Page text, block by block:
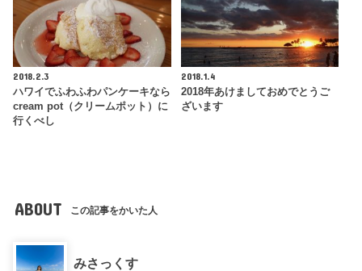
2018.2.3
ハワイでふわふわパンケーキなら
cream pot（クリームポット）に
行くべし
2018.1.4
2018年あけましておめでとうご
ざいます
ABOUT この記事をかいた人
みさっくす